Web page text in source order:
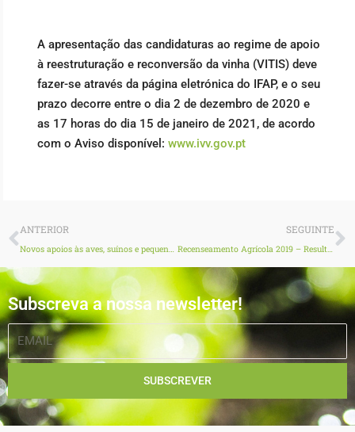
A apresentação das candidaturas ao regime de apoio
à reestruturação e reconversão da vinha (VITIS) deve
fazer-se através da página eletrónica do IFAP, e o seu
prazo decorre entre o dia 2 de dezembro de 2020 e
as 17 horas do dia 15 de janeiro de 2021, de acordo
com o Aviso disponível: www.ivv.gov.pt
Prev
ANTERIOR SEGUINTE
Subscreva a nossa newsletter!
EMAIL
SUBSCREVER